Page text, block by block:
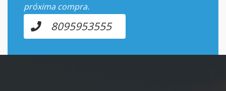
próxima compra.
8095953555